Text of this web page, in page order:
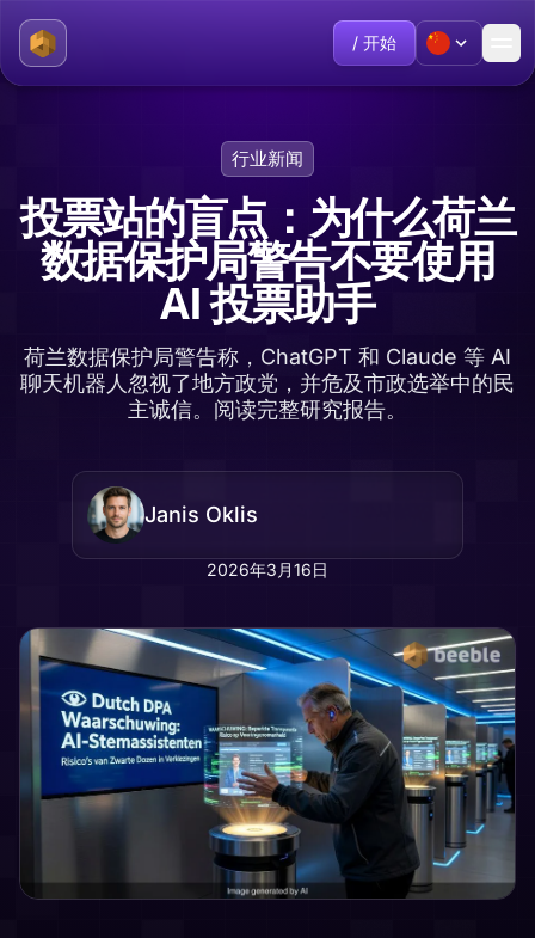
/ 开始
行业新闻
投票站的盲点：为什么荷兰
数据保护局警告不要使用
AI 投票助手
荷兰数据保护局警告称，ChatGPT 和 Claude 等 AI
聊天机器人忽视了地方政党，并危及市政选举中的民
主诚信。阅读完整研究报告。
Janis Oklis
2026年3月16日